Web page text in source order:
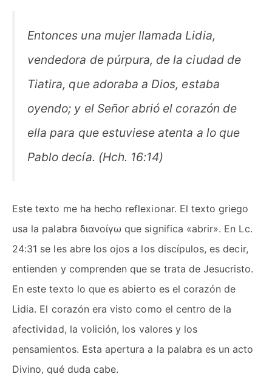
Entonces una mujer llamada Lidia,
vendedora de púrpura, de la ciudad de
Tiatira, que adoraba a Dios, estaba
oyendo; y el Señor abrió el corazón de
ella para que estuviese atenta a lo que
Pablo decía. (Hch. 16:14)
Este texto me ha hecho reflexionar. El texto griego
usa la palabra διανοίγω que significa «abrir». En Lc.
24:31 se les abre los ojos a los discípulos, es decir,
entienden y comprenden que se trata de Jesucristo.
En este texto lo que es abierto es el corazón de
Lidia. El corazón era visto como el centro de la
afectividad, la volición, los valores y los
pensamientos. Esta apertura a la palabra es un acto
Divino, qué duda cabe.